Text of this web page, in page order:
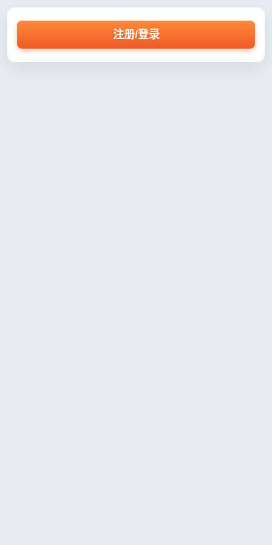
注册/登录